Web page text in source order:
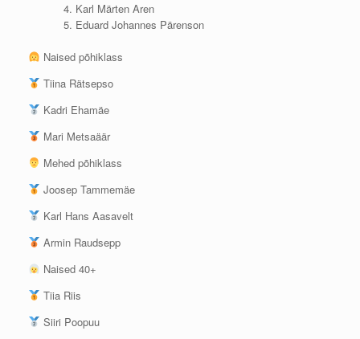
Karl Märten Aren
Eduard Johannes Pärenson
Naised põhiklass
Tiina Rätsepso
Kadri Ehamäe
Mari Metsaäär
Mehed põhiklass
Joosep Tammemäe
Karl Hans Aasavelt
Armin Raudsepp
Naised 40+
Tiia Riis
Siiri Poopuu